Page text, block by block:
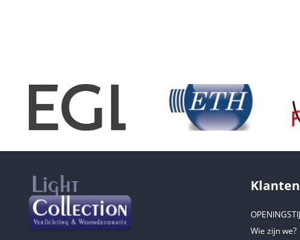
Wie zijn we?